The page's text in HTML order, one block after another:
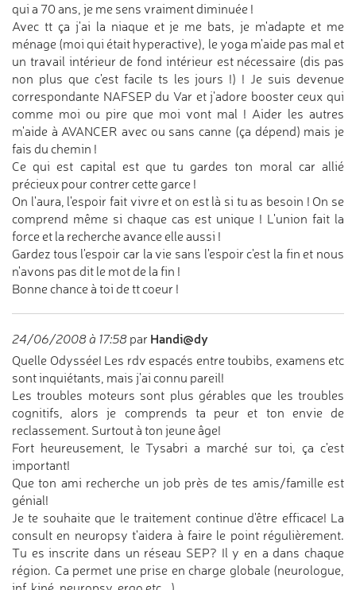
qui a 70 ans, je me sens vraiment diminuée !
Avec tt ça j'ai la niaque et je me bats, je m'adapte et me
ménage (moi qui était hyperactive), le yoga m'aide pas mal et
un travail intérieur de fond intérieur est nécessaire (dis pas
non plus que c'est facile ts les jours !) ! Je suis devenue
correspondante NAFSEP du Var et j'adore booster ceux qui
comme moi ou pire que moi vont mal ! Aider les autres
m'aide à AVANCER avec ou sans canne (ça dépend) mais je
fais du chemin !
Ce qui est capital est que tu gardes ton moral car allié
précieux pour contrer cette garce !
On l'aura, l'espoir fait vivre et on est là si tu as besoin ! On se
comprend même si chaque cas est unique ! L'union fait la
force et la recherche avance elle aussi !
Gardez tous l'espoir car la vie sans l'espoir c'est la fin et nous
n'avons pas dit le mot de la fin !
Bonne chance à toi de tt coeur !
24/06/2008 à 17:58 par Handi@dy
Quelle Odyssée! Les rdv espacés entre toubibs, examens etc
sont inquiétants, mais j'ai connu pareil!
Les troubles moteurs sont plus gérables que les troubles
cognitifs, alors je comprends ta peur et ton envie de
reclassement. Surtout à ton jeune âge!
Fort heureusement, le Tysabri a marché sur toi, ça c'est
important!
Que ton ami recherche un job près de tes amis/famille est
génial!
Je te souhaite que le traitement continue d'être efficace! La
consult en neuropsy t'aidera à faire le point régulièrement.
Tu es inscrite dans un réseau SEP? Il y en a dans chaque
région. Ca permet une prise en charge globale (neurologue,